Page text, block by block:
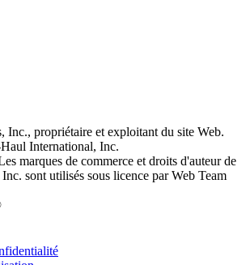
Inc., propriétaire et exploitant du site Web.
International, Inc.
marques de commerce et droits d'auteur de
sont utilisés sous licence par Web Team